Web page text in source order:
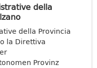
della
della Provincia
la Direttiva
Provinz